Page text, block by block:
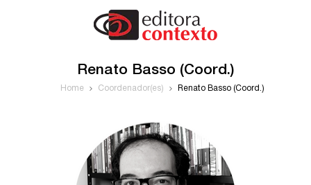
Renato Basso (Coord.)
Home Coordenador(es) Renato Basso (Coord.)